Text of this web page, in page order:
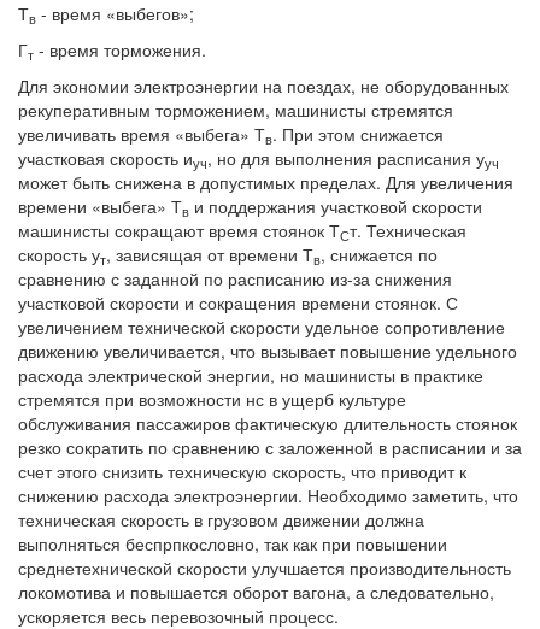
Тв - время «выбегов»;
Гт - время торможения.
Для экономии электроэнергии на поездах, не оборудованных
рекуперативным торможением, машинисты стремятся
увеличивать время «выбега» Тв. При этом снижается
участковая скорость иуч, но для выполнения расписания ууч
может быть снижена в допустимых пределах. Для увеличения
времени «выбега» Тв и поддержания участковой скорости
машинисты сокращают время стоянок ТСт. Техническая
скорость ут, зависящая от времени Тв, снижается по
сравнению с заданной по расписанию из-за снижения
участковой скорости и сокращения времени стоянок. С
увеличением технической скорости удельное сопротивление
движению увеличивается, что вызывает повышение удельного
расхода электрической энергии, но машинисты в практике
стремятся при возможности нс в ущерб культуре
обслуживания пассажиров фактическую длительность стоянок
резко сократить по сравнению с заложенной в расписании и за
счет этого снизить техническую скорость, что приводит к
снижению расхода электроэнергии. Необходимо заметить, что
техническая скорость в грузовом движении должна
выполняться беспрпкословно, так как при повышении
среднетехнической скорости улучшается производительность
локомотива и повышается оборот вагона, а следовательно,
ускоряется весь перевозочный процесс.